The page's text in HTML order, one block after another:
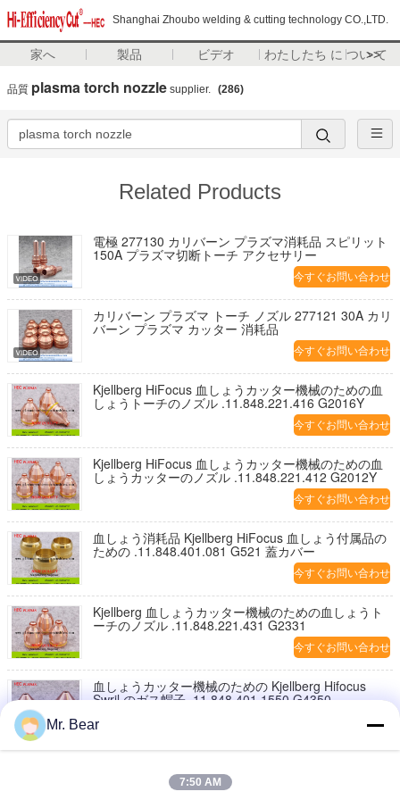
Shanghai Zhoubo welding & cutting technology CO.,LTD.
家へ 製品 ビデオ わたしたち に つい て
>>
品質 plasma torch nozzle supplier. (286)
Related Products
電極 277130 カリバーン プラズマ消耗品 スピリット
150A プラズマ切断トーチ アクセサリー
今すぐお問い合わせ
カリバーン プラズマ トーチ ノズル 277121 30A カリ
バーン プラズマ カッター 消耗品
今すぐお問い合わせ
Kjellberg HiFocus 血しょうカッター機械のための血
しょうトーチのノズル .11.848.221.416 G2016Y
今すぐお問い合わせ
Kjellberg HiFocus 血しょうカッター機械のための血
しょうカッターのノズル .11.848.221.412 G2012Y
今すぐお問い合わせ
血しょう消耗品 Kjellberg HiFocus 血しょう付属品の
ための .11.848.401.081 G521 蓋カバー
今すぐお問い合わせ
Kjellberg 血しょうカッター機械のための血しょうト
ーチのノズル .11.848.221.431 G2331
今すぐお問い合わせ
血しょうカッター機械のための Kjellberg Hifocus
Swril のガス帽子 .11.848.401.1550 G4350
今すぐお問い合わせ
Hifocus Swril のガス帽子 .11.848.201.1535 G4035
Mr. Bear
7:50 AM